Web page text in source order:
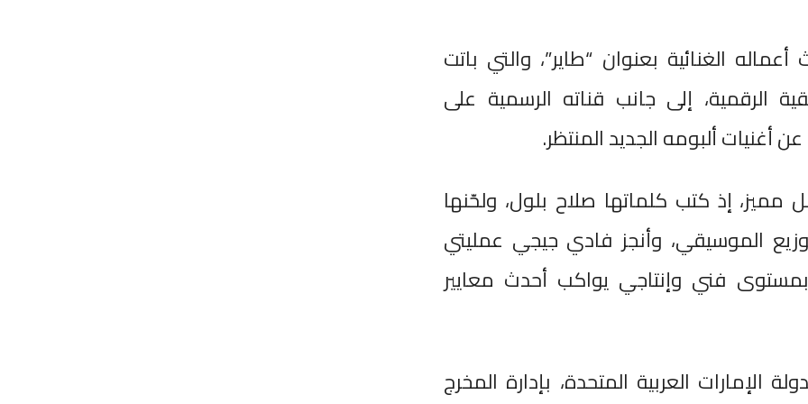
الغنائية بعنوان “طاير”، والتي باتت
الرقمية، إلى جانب قناته الرسمية على
أغنيات ألبومه الجديد المنتظر.
مميز، إذ كتب كلماتها صلاح بلول، ولحّنها
الموسيقي، وأنجز فادي جيجي عمليتي
بمستوى فني وإنتاجي يواكب أحدث معايير
العربية المتحدة، بإدارة المخرج